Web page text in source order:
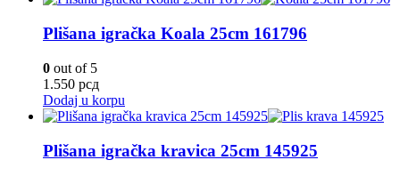
Plišana igračka Koala 25cm 161796
0 out of 5
1.550 рсд
Dodaj u korpu
Plišana igračka kravica 25cm 145925